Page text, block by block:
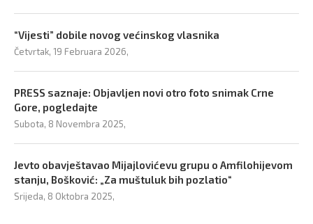
“Vijesti” dobile novog većinskog vlasnika
Četvrtak, 19 Februara 2026,
PRESS saznaje: Objavljen novi otro foto snimak Crne
Gore, pogledajte
Subota, 8 Novembra 2025,
Jevto obavještavao Mijajlovićevu grupu o Amfilohijevom
stanju, Bošković: „Za muštuluk bih pozlatio“
Srijeda, 8 Oktobra 2025,